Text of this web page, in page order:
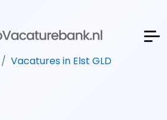
Vacatures in Elst GLD